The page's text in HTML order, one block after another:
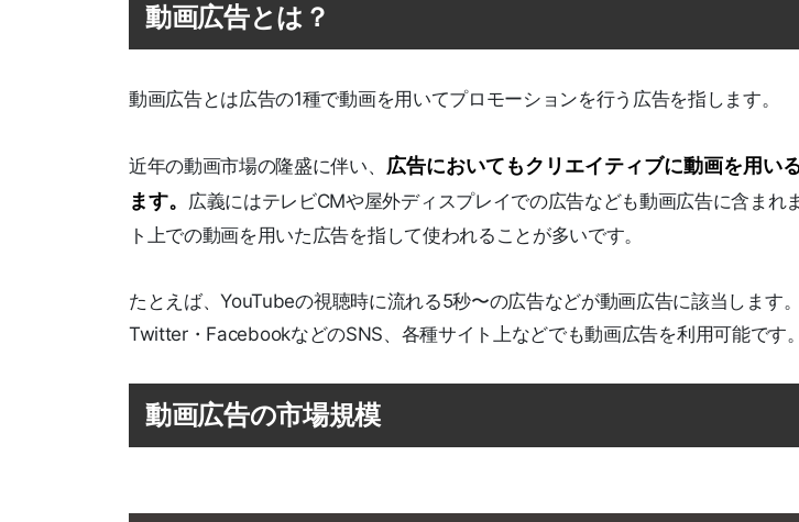
動画広告とは？
動画広告とは広告の1種で動画を用いてプロモーションを行う広告を指します。
近年の動画市場の隆盛に伴い、
広告においてもクリエイティブに動画を用い
ます。 広義にはテレビCMや屋外ディスプレイでの広告なども動画広告に含まれ
ト上での動画を用いた広告を指して使われることが多いです。
たとえば、YouTubeの視聴時に流れる5秒〜の広告などが動画広告に該当します
Twitter・FacebookなどのSNS、各種サイト上などでも動画広告を利用可能です。
動画広告の市場規模